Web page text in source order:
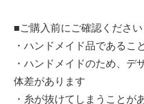
■ご購入前にご確認ください
・ハンドメイド品であるこ
・ハンドメイドのため、デ
体差があります
・糸が抜けてしまうことが